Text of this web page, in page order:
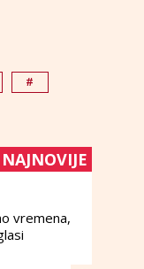
#
NAJNOVIJE
vremena,